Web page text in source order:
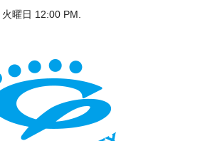
曜日 12:00 PM.